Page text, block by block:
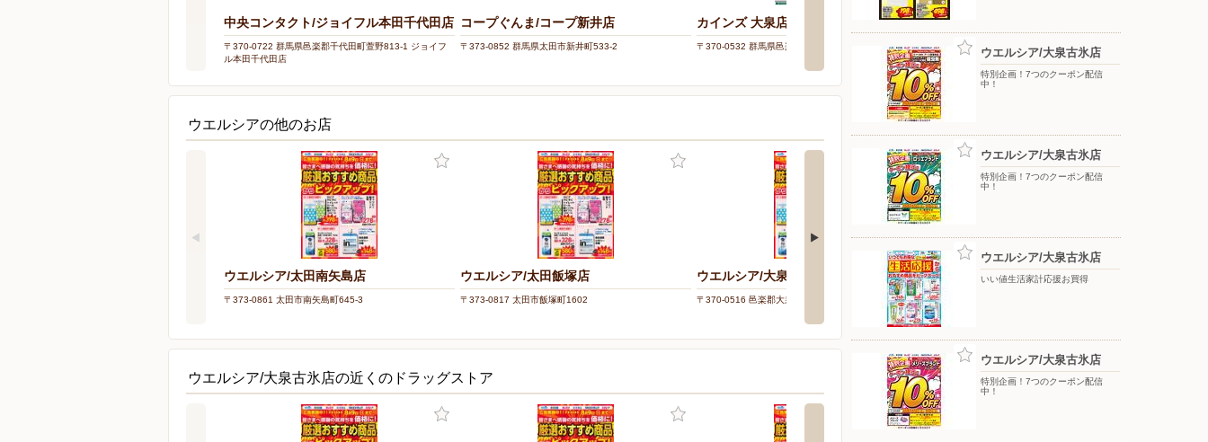
中央コンタクト/ジョイフル本田千代田店
〒370-0722 群馬県邑楽郡千代田町萱野813-1 ジョイフ
ル本田千代田店
コープぐんま/コープ新井店
〒373-0852 群馬県太田市新井町533-2
カインズ 大泉店
〒370-0532 群馬県邑楽郡大泉町大字坂田58街区1000
ウエルシア/太田台之郷店
〒373-0801 群馬県太田市台之郷町1057-1
ウエルシアの他のお店
ウエルシア/太田南矢島店
〒373-0861 太田市南矢島町645-3
ウエルシア/太田飯塚店
〒373-0817 太田市飯塚町1602
ウエルシア/大泉中央店
〒370-0516 邑楽郡大泉町中央1-5-8
ウエルシア/群馬大泉店
〒370-0523 邑楽郡大泉町吉田1977-2
ウエルシア/大泉古氷店の近くのドラッグストア
ウエルシア/大泉古氷店
特別企画！7つのクーポン配信
中！
ウエルシア/大泉古氷店
特別企画！7つのクーポン配信
中！
ウエルシア/大泉古氷店
いい値生活家計応援お買得
ウエルシア/大泉古氷店
特別企画！7つのクーポン配信
中！